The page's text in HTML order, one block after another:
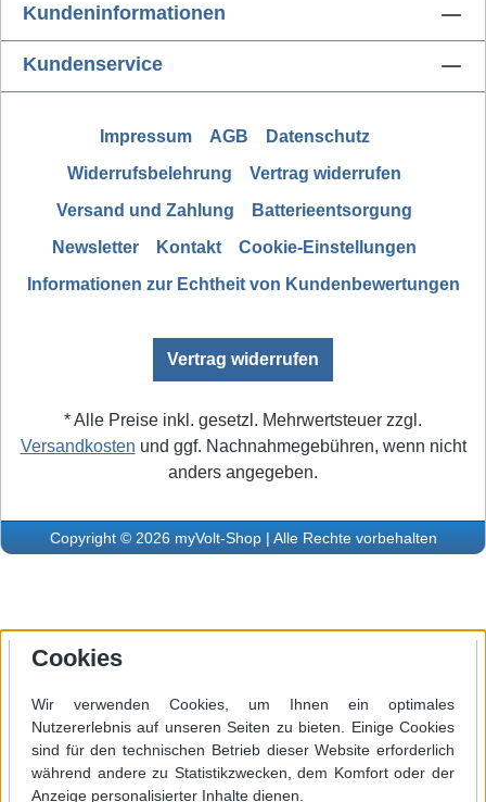
Kundeninformationen
Kundenservice
Impressum AGB
Datenschutz
Widerrufsbelehrung
Vertrag widerrufen
Versand und Zahlung
Batterieentsorgung
Newsletter
Kontakt
Cookie-Einstellungen
Informationen zur Echtheit von Kundenbewertungen
Vertrag widerrufen
* Alle Preise inkl. gesetzl. Mehrwertsteuer zzgl.
Versandkosten und ggf. Nachnahmegebühren, wenn nicht
anders angegeben.
Copyright © 2026 myVolt-Shop | Alle Rechte vorbehalten
Cookies
Wir verwenden Cookies, um Ihnen ein optimales
Nutzererlebnis auf unseren Seiten zu bieten. Einige Cookies
sind für den technischen Betrieb dieser Website erforderlich
während andere zu Statistikzwecken, dem Komfort oder der
Anzeige personalisierter Inhalte dienen.